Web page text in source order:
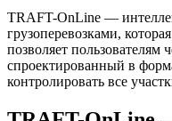
TRAFT-OnLine —
грузоперевозками,
позволяет пользователям
спроектированный в
контролировать все